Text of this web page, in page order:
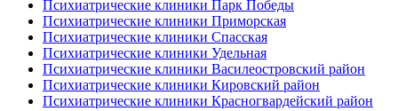
Психиатрические клиники Парк Победы
Психиатрические клиники Приморская
Психиатрические клиники Спасская
Психиатрические клиники Удельная
Психиатрические клиники Василеостровский район
Психиатрические клиники Кировский район
Психиатрические клиники Красногвардейский район